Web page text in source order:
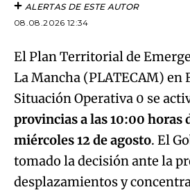
ALERTAS DE ESTE AUTOR
08.08.2026 12:34
El PlanTerritorial de
La Mancha (PLATECAM) en
Situación Operativa 0 se
provincias a las 10:00 horas
miércoles 12 de agosto. El
tomado la decisión ante la
desplazamientos y